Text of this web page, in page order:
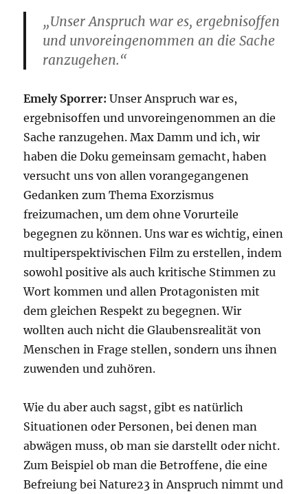
„Unser Anspruch war es, ergebnisoffen
und unvoreingenommen an die Sache
ranzugehen.“
Emely Sporrer:Unser Anspruch war es,
ergebnisoffen und unvoreingenommen an die
Sache ranzugehen. Max Damm und ich, wir
haben die Doku gemeinsam gemacht, haben
versucht uns von allen vorangegangenen
Gedanken zum Thema Exorzismus
freizumachen, um dem ohne Vorurteile
begegnen zu können. Uns war es wichtig, einen
multiperspektivischen Film zu erstellen, indem
sowohl positive als auch kritische Stimmen zu
Wort kommen und allen Protagonisten mit
dem gleichen Respekt zu begegnen. Wir
wollten auch nicht die Glaubensrealität von
Menschen in Frage stellen, sondern uns ihnen
zuwenden und zuhören.
Wie du aber auch sagst, gibt es natürlich
Situationen oder Personen, bei denen man
abwägen muss, ob man sie darstellt oder nicht.
Zum Beispiel ob man die Betroffene, die eine
Befreiung bei Nature23 in Anspruch nimmt und